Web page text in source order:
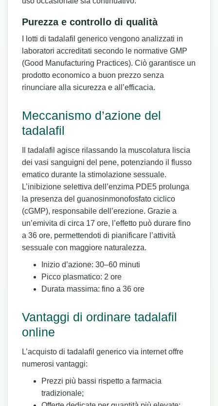
Purezza e controllo di qualità
I lotti di tadalafil generico vengono analizzati in
laboratori accreditati secondo le normative GMP
(Good Manufacturing Practices). Ciò garantisce un
prodotto economico a buon prezzo senza
rinunciare alla sicurezza e all’efficacia.
Meccanismo d’azione del
tadalafil
Il tadalafil agisce rilassando la muscolatura liscia
dei vasi sanguigni del pene, potenziando il flusso
ematico durante la stimolazione sessuale.
L’inibizione selettiva dell’enzima PDE5 prolunga
la presenza del guanosinmonofosfato ciclico
(cGMP), responsabile dell’erezione. Grazie a
un’emivita di circa 17 ore, l’effetto può durare fino
a 36 ore, permettendoti di pianificare l’attività
sessuale con maggiore naturalezza.
Inizio d’azione: 30–60 minuti
Picco plasmatico: 2 ore
Durata massima: fino a 36 ore
Vantaggi di ordinare tadalafil
online
L’acquisto di tadalafil generico via internet offre
numerosi vantaggi:
Prezzi più bassi rispetto a farmacia
tradizionale;